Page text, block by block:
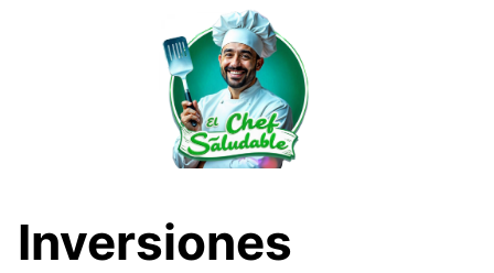
Inversiones